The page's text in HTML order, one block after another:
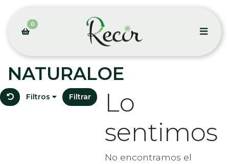
0
NATURALOE
Filtros Filtrar
Lo
sentimos
No encontramos el